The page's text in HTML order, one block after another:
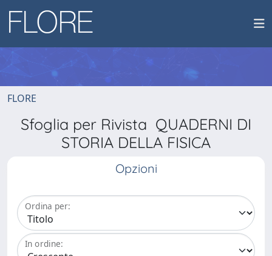
FLORE
Sfoglia per Rivista QUADERNI DI
STORIA DELLA FISICA
Opzioni
Ordina per:
In ordine: